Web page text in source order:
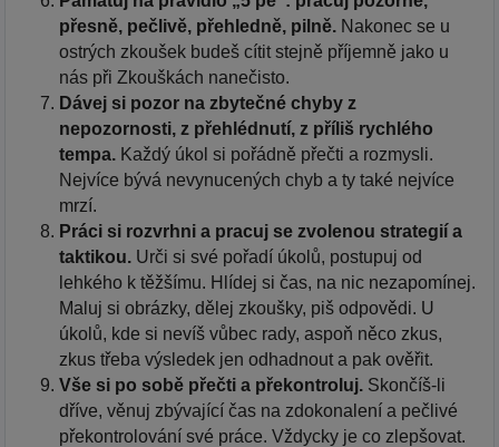
přesně, pečlivě, přehledně, pilně. Nakonec se u
ostrých zkoušek budeš cítit stejně příjemně jako u
nás při Zkouškách nanečisto.
Dávej si pozor na zbytečné chyby z
nepozornosti, z přehlédnutí, z příliš rychlého
tempa. Každý úkol si pořádně přečti a rozmysli.
Nejvíce bývá nevynucených chyb a ty také nejvíce
mrzí.
Práci si rozvrhni a pracuj se zvolenou strategií a
taktikou. Urči si své pořadí úkolů, postupuj od
lehkého k těžšímu. Hlídej si čas, na nic nezapomínej.
Maluj si obrázky, dělej zkoušky, piš odpovědi. U
úkolů, kde si nevíš vůbec rady, aspoň něco zkus,
zkus třeba výsledek jen odhadnout a pak ověřit.
Vše si po sobě přečti a překontroluj. Skončíš-li
dříve, věnuj zbývající čas na zdokonalení a pečlivé
překontrolování své práce. Vždycky je co zlepšovat.